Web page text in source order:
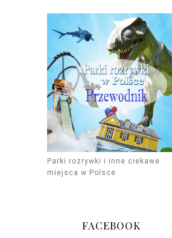
Parki rozrywki i inne ciekawe
miejsca w Polsce
FACEBOOK